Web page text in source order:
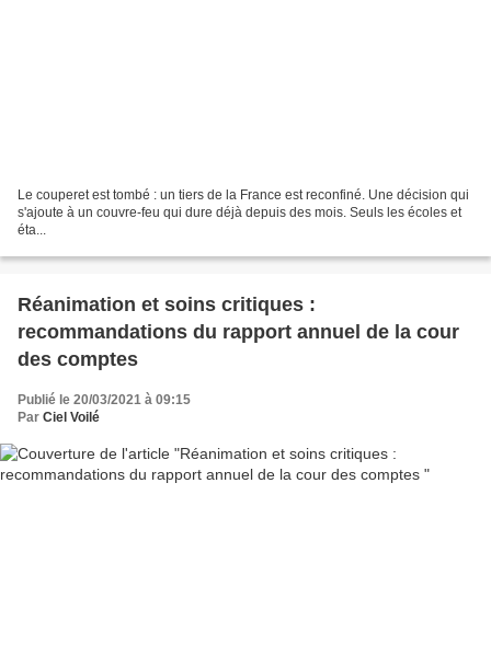
Le couperet est tombé : un tiers de la France est reconfiné. Une décision qui
s'ajoute à un couvre-feu qui dure déjà depuis des mois. Seuls les écoles et
éta...
Réanimation et soins critiques :
recommandations du rapport annuel de la cour
des comptes
Publié le 20/03/2021 à 09:15
Par Ciel Voilé